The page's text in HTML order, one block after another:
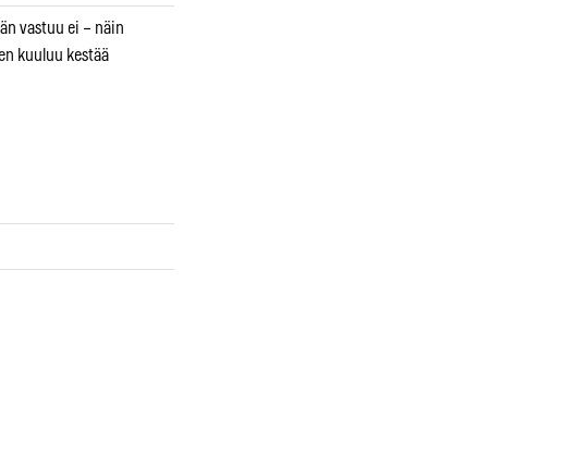
vastuu ei – näin
kuuluu kestää